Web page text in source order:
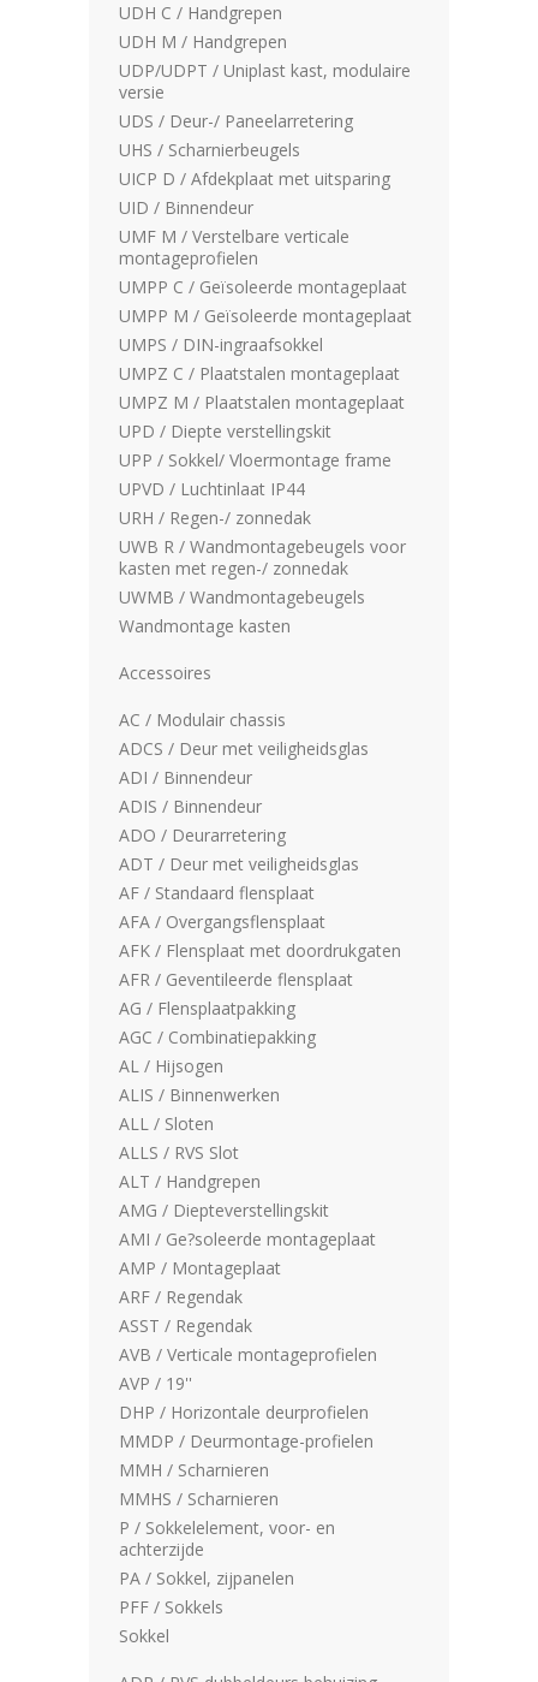
UDH C / Handgrepen
UDH M / Handgrepen
UDP/UDPT / Uniplast kast, modulaire
versie
UDS / Deur-/ Paneelarretering
UHS / Scharnierbeugels
UICP D / Afdekplaat met uitsparing
UID / Binnendeur
UMF M / Verstelbare verticale
montageprofielen
UMPP C / Geïsoleerde montageplaat
UMPP M / Geïsoleerde montageplaat
UMPS / DIN-ingraafsokkel
UMPZ C / Plaatstalen montageplaat
UMPZ M / Plaatstalen montageplaat
UPD / Diepte verstellingskit
UPP / Sokkel/ Vloermontage frame
UPVD / Luchtinlaat IP44
URH / Regen-/ zonnedak
UWB R / Wandmontagebeugels voor
kasten met regen-/ zonnedak
UWMB / Wandmontagebeugels
Wandmontage kasten
Accessoires
AC / Modulair chassis
ADCS / Deur met veiligheidsglas
ADI / Binnendeur
ADIS / Binnendeur
ADO / Deurarretering
ADT / Deur met veiligheidsglas
AF / Standaard flensplaat
AFA / Overgangsflensplaat
AFK / Flensplaat met doordrukgaten
AFR / Geventileerde flensplaat
AG / Flensplaatpakking
AGC / Combinatiepakking
AL / Hijsogen
ALIS / Binnenwerken
ALL / Sloten
ALLS / RVS Slot
ALT / Handgrepen
AMG / Diepteverstellingskit
AMI / Ge?soleerde montageplaat
AMP / Montageplaat
ARF / Regendak
ASST / Regendak
AVB / Verticale montageprofielen
AVP / 19''
DHP / Horizontale deurprofielen
MMDP / Deurmontage-profielen
MMH / Scharnieren
MMHS / Scharnieren
P / Sokkelelement, voor- en
achterzijde
PA / Sokkel, zijpanelen
PFF / Sokkels
Sokkel